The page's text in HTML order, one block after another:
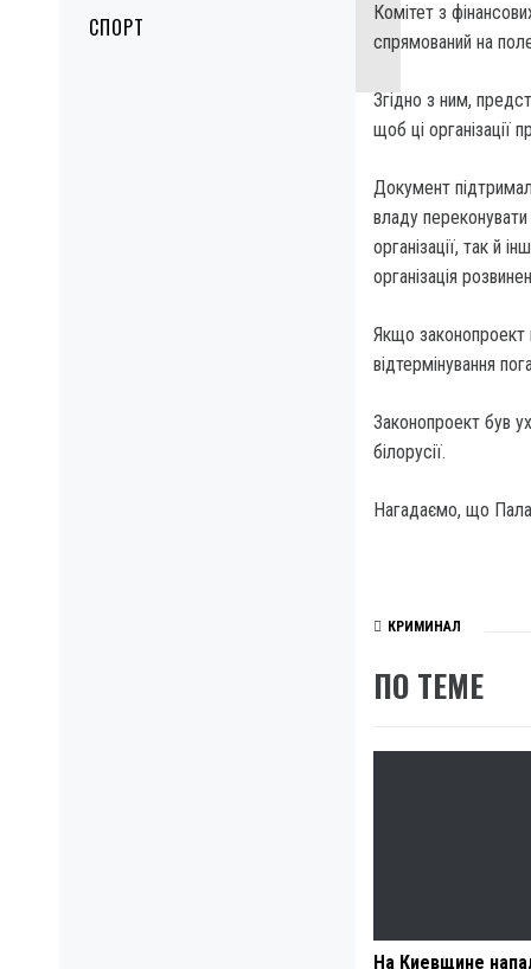
СПОРТ
Комітет з
спрямований на
Згідно з ним,
щоб ці організації
Документ
владу переконувати
організації, так й
організація
Якщо законопроект
відтермінування
Законопроект був
білорусії.
Нагадаємо, що
КРИМИНАЛ
ПО ТЕМЕ
На Киевщине